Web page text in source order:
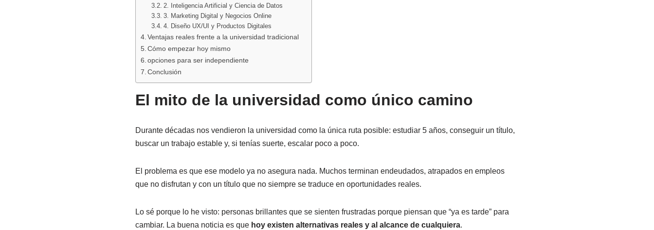
2. Inteligencia Artificial y Ciencia de Datos
3. Marketing Digital y Negocios Online
4. Diseño UX/UI y Productos Digitales
Ventajas reales frente a la universidad tradicional
Cómo empezar hoy mismo
opciones para ser independiente
Conclusión
El mito de la universidad como único camino
Durante décadas nos vendieron la universidad como la única ruta posible: estudiar 5 años, conseguir un título,
buscar un trabajo estable y, si tenías suerte, escalar poco a poco.
El problema es que ese modelo ya no asegura nada. Muchos terminan endeudados, atrapados en empleos
que no disfrutan y con un título que no siempre se traduce en oportunidades reales.
Lo sé porque lo he visto: personas brillantes que se sienten frustradas porque piensan que “ya es tarde” para
cambiar. La buena noticia es que hoy existen alternativas reales y al alcance de cualquiera.